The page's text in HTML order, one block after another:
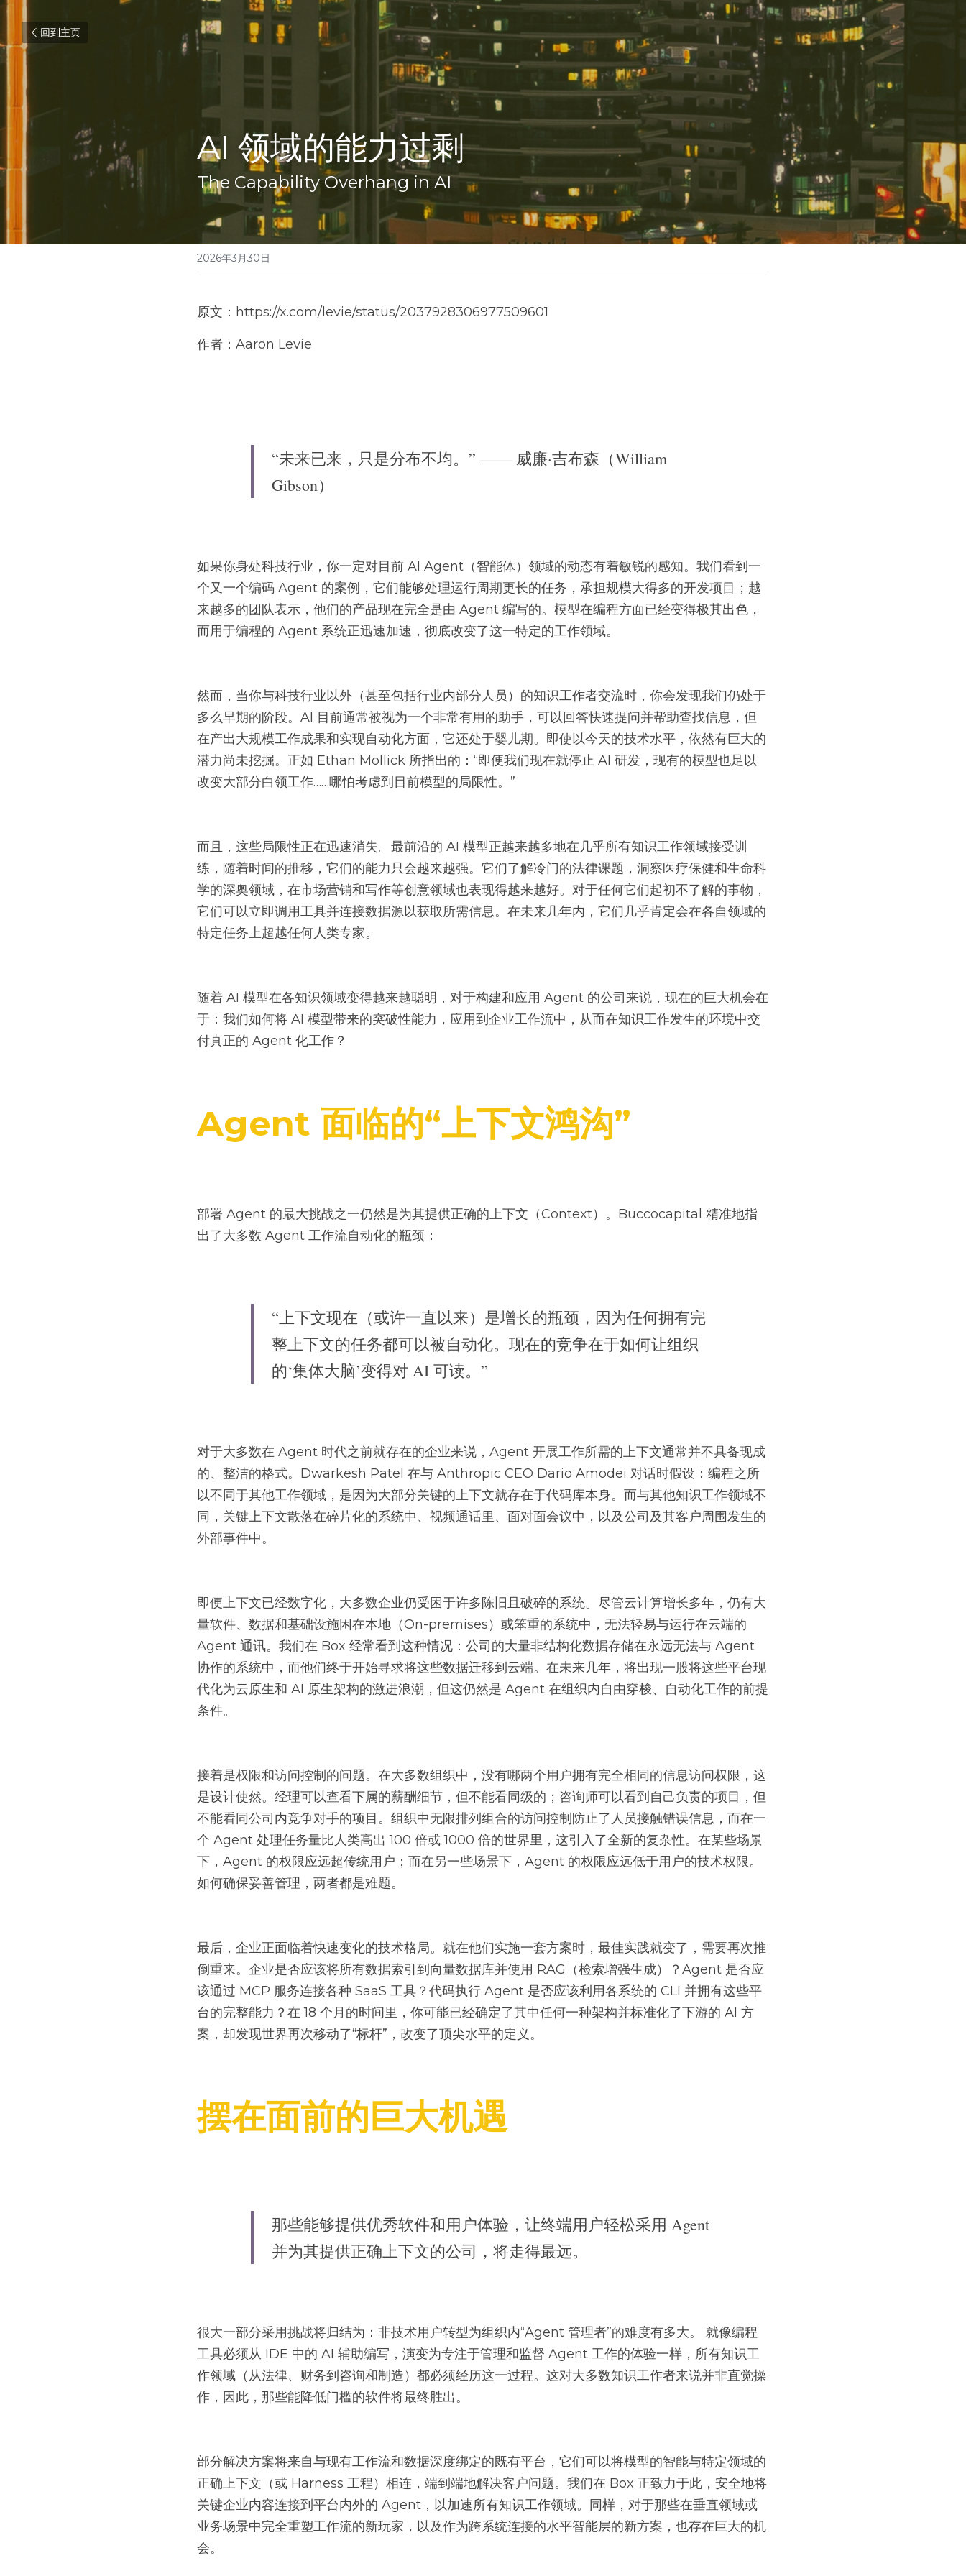
回到主页
AI 领域的能力过剩
The Capability Overhang in AI
2026年3月30日
原文：https://x.com/levie/status/2037928306977509601
作者：Aaron Levie
“未来已来，只是分布不均。” —— 威廉·吉布森（William
Gibson）
如果你身处科技行业，你一定对目前 AI Agent（智能体）领域的动态有着敏锐的感知。我们看到一
个又一个编码 Agent 的案例，它们能够处理运行周期更长的任务，承担规模大得多的开发项目；越
来越多的团队表示，他们的产品现在完全是由 Agent 编写的。模型在编程方面已经变得极其出色，
而用于编程的 Agent 系统正迅速加速，彻底改变了这一特定的工作领域。
然而，当你与科技行业以外（甚至包括行业内部分人员）的知识工作者交流时，你会发现我们仍处于
多么早期的阶段。AI 目前通常被视为一个非常有用的助手，可以回答快速提问并帮助查找信息，但
在产出大规模工作成果和实现自动化方面，它还处于婴儿期。即使以今天的技术水平，依然有巨大的
潜力尚未挖掘。正如 Ethan Mollick 所指出的：“即便我们现在就停止 AI 研发，现有的模型也足以
改变大部分白领工作……哪怕考虑到目前模型的局限性。”
而且，这些局限性正在迅速消失。最前沿的 AI 模型正越来越多地在几乎所有知识工作领域接受训
练，随着时间的推移，它们的能力只会越来越强。它们了解冷门的法律课题，洞察医疗保健和生命科
学的深奥领域，在市场营销和写作等创意领域也表现得越来越好。对于任何它们起初不了解的事物，
它们可以立即调用工具并连接数据源以获取所需信息。在未来几年内，它们几乎肯定会在各自领域的
特定任务上超越任何人类专家。
随着 AI 模型在各知识领域变得越来越聪明，对于构建和应用 Agent 的公司来说，现在的巨大机会在
于：我们如何将 AI 模型带来的突破性能力，应用到企业工作流中，从而在知识工作发生的环境中交
付真正的 Agent 化工作？
Agent 面临的“上下文鸿沟”
部署 Agent 的最大挑战之一仍然是为其提供正确的上下文（Context）。Buccocapital 精准地指
出了大多数 Agent 工作流自动化的瓶颈：
“上下文现在（或许一直以来）是增长的瓶颈，因为任何拥有完
整上下文的任务都可以被自动化。现在的竞争在于如何让组织
的‘集体大脑’变得对 AI 可读。”
对于大多数在 Agent 时代之前就存在的企业来说，Agent 开展工作所需的上下文通常并不具备现成
的、整洁的格式。Dwarkesh Patel 在与 Anthropic CEO Dario Amodei 对话时假设：编程之所
以不同于其他工作领域，是因为大部分关键的上下文就存在于代码库本身。而与其他知识工作领域不
同，关键上下文散落在碎片化的系统中、视频通话里、面对面会议中，以及公司及其客户周围发生的
外部事件中。
即便上下文已经数字化，大多数企业仍受困于许多陈旧且破碎的系统。尽管云计算增长多年，仍有大
量软件、数据和基础设施困在本地（On-premises）或笨重的系统中，无法轻易与运行在云端的
Agent 通讯。我们在 Box 经常看到这种情况：公司的大量非结构化数据存储在永远无法与 Agent
协作的系统中，而他们终于开始寻求将这些数据迁移到云端。在未来几年，将出现一股将这些平台现
代化为云原生和 AI 原生架构的激进浪潮，但这仍然是 Agent 在组织内自由穿梭、自动化工作的前提
条件。
接着是权限和访问控制的问题。在大多数组织中，没有哪两个用户拥有完全相同的信息访问权限，这
是设计使然。经理可以查看下属的薪酬细节，但不能看同级的；咨询师可以看到自己负责的项目，但
不能看同公司内竞争对手的项目。组织中无限排列组合的访问控制防止了人员接触错误信息，而在一
个 Agent 处理任务量比人类高出 100 倍或 1000 倍的世界里，这引入了全新的复杂性。在某些场景
下，Agent 的权限应远超传统用户；而在另一些场景下，Agent 的权限应远低于用户的技术权限。
如何确保妥善管理，两者都是难题。
最后，企业正面临着快速变化的技术格局。就在他们实施一套方案时，最佳实践就变了，需要再次推
倒重来。企业是否应该将所有数据索引到向量数据库并使用 RAG（检索增强生成）？Agent 是否应
该通过 MCP 服务连接各种 SaaS 工具？代码执行 Agent 是否应该利用各系统的 CLI 并拥有这些平
台的完整能力？在 18 个月的时间里，你可能已经确定了其中任何一种架构并标准化了下游的 AI 方
案，却发现世界再次移动了“标杆”，改变了顶尖水平的定义。
摆在面前的巨大机遇
那些能够提供优秀软件和用户体验，让终端用户轻松采用 Agent
并为其提供正确上下文的公司，将走得最远。
很大一部分采用挑战将归结为：非技术用户转型为组织内“Agent 管理者”的难度有多大。 就像编程
工具必须从 IDE 中的 AI 辅助编写，演变为专注于管理和监督 Agent 工作的体验一样，所有知识工
作领域（从法律、财务到咨询和制造）都必须经历这一过程。这对大多数知识工作者来说并非直觉操
作，因此，那些能降低门槛的软件将最终胜出。
部分解决方案将来自与现有工作流和数据深度绑定的既有平台，它们可以将模型的智能与特定领域的
正确上下文（或 Harness 工程）相连，端到端地解决客户问题。我们在 Box 正致力于此，安全地将
关键企业内容连接到平台内外的 Agent，以加速所有知识工作领域。同样，对于那些在垂直领域或
业务场景中完全重塑工作流的新玩家，以及作为跨系统连接的水平智能层的新方案，也存在巨大的机
会。